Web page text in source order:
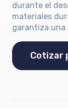
durante el
materiales
garantiza una
Cotizar